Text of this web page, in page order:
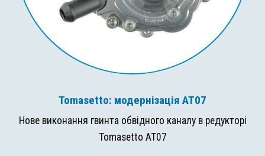
Tomasetto: модернізація AT07
Нове виконання гвинта обвідного каналу в редукторі
Tomasetto AT07